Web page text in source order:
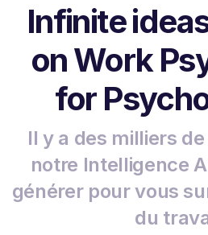
Infinite
on Work
for
Il y a des milliers
notre Intelligence
générer pour vous
du